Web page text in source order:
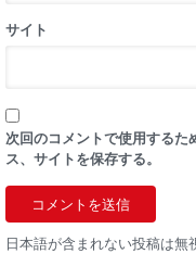
サイト
次回のコメントで使用するた
ス、サイトを保存する。
日本語が含まれない投稿は